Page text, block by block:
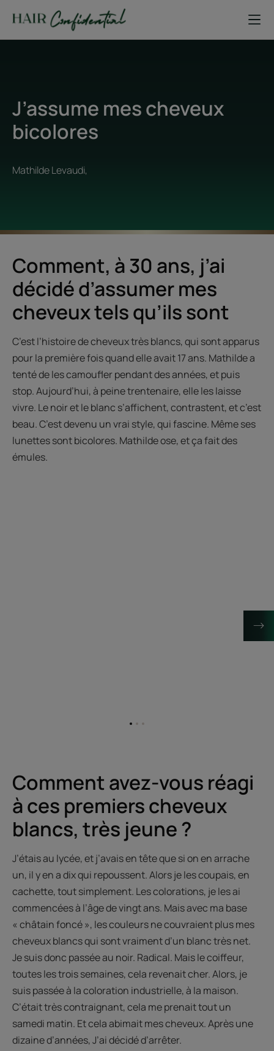
J’assume mes cheveux
bicolores
Mathilde Levaudi,
Comment, à 30 ans, j’ai
décidé d’assumer mes
cheveux tels qu’ils sont
C’est l’histoire de cheveux très blancs, qui sont apparus
pour la première fois quand elle avait 17 ans. Mathilde a
tenté de les camoufler pendant des années, et puis
stop. Aujourd’hui, à peine trentenaire, elle les laisse
vivre. Le noir et le blanc s’affichent, contrastent, et c’est
beau. C’est devenu un vrai style, qui fascine. Même ses
lunettes sont bicolores. Mathilde ose, et ça fait des
émules.
AllerAllerAller
Comment avez-vous réagi
à ces premiers cheveux
blancs, très jeune ?
J’étais au lycée, et j’avais en tête que si on en arrache
un, il y en a dix qui repoussent. Alors je les coupais, en
cachette, tout simplement. Les colorations, je les ai
commencées à l’âge de vingt ans. Mais avec ma base
« châtain foncé », les couleurs ne couvraient plus mes
cheveux blancs qui sont vraiment d’un blanc très net.
Je suis donc passée au noir. Radical. Mais le coiffeur,
toutes les trois semaines, cela revenait cher. Alors, je
suis passée à la coloration industrielle, à la maison.
C’était très contraignant, cela me prenait tout un
samedi matin. Et cela abimait mes cheveux. Après une
dizaine d’années, J’ai décidé d’arrêter.